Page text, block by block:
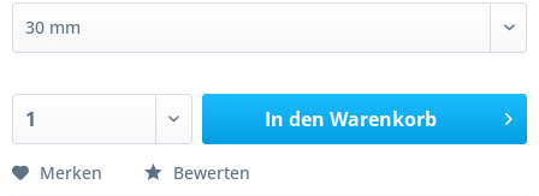
In den Warenkorb
Merken Bewerten